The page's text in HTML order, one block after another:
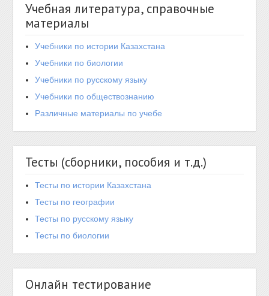
Учебная литература, справочные
материалы
Учебники по истории Казахстана
Учебники по биологии
Учебники по русскому языку
Учебники по обществознанию
Различные материалы по учебе
Тесты (сборники, пособия и т.д.)
Тесты по истории Казахстана
Тесты по географии
Тесты по русскому языку
Тесты по биологии
Онлайн тестирование